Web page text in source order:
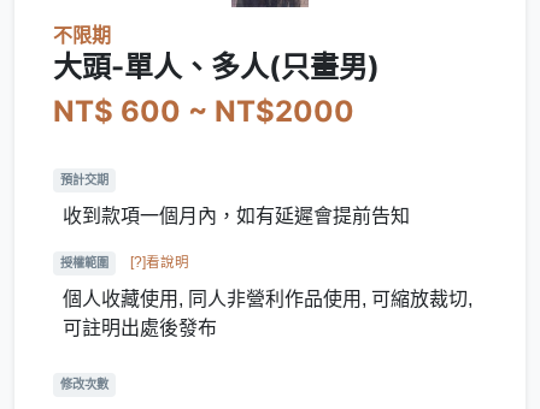
不限期
大頭-單人、多人(只畫男)
NT$ 600 ~ NT$2000
預計交期
收到款項一個月內，如有延遲會提前告知
授權範圍 [?]看說明
個人收藏使用, 同人非營利作品使用, 可縮放裁切,
可註明出處後發布
修改次數